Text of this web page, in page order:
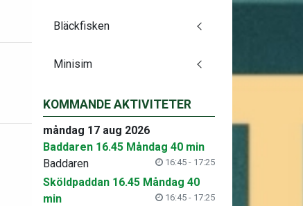
Bläckfisken
Minisim
KOMMANDE AKTIVITETER
måndag 17 aug 2026
Baddaren 16.45 Måndag 40 min
16:45 - 17:25
Baddaren
Sköldpaddan 16.45 Måndag 40
min
16:45 - 17:25